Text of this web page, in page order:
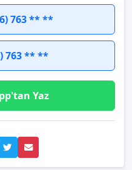
763 ** **
763 ** **
Yaz